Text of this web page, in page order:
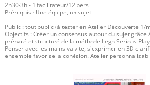
2h30-3h - 1 facilitateur/12 pers
Prérequis : Une équipe, un sujet
Public : tout public (à tester en Atelier Découverte 1/
Objectifs : Créer un consensus autour du sujet grâce
préparé et structuré de la méthode Lego Serious
Penser avec les mains va vite, s'exprimer en 3D
ensemble favorise la cohésion. Atelier